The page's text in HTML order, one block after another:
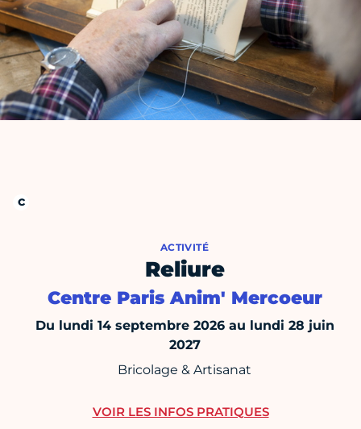
ACTIVITÉ
Reliure
Centre Paris Anim' Mercoeur
Du lundi 14 septembre 2026 au lundi 28 juin
2027
Bricolage & Artisanat
VOIR LES INFOS PRATIQUES